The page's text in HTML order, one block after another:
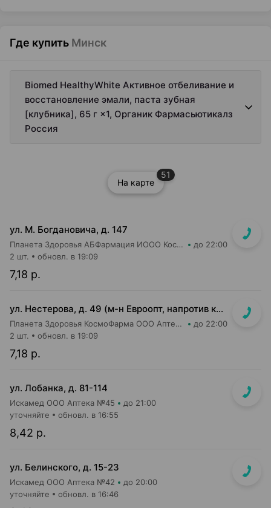
Где купить Минск
Biomed HealthyWhite Активное отбеливание и
восстановление эмали, паста зубная
[клубника], 65 г ×1, Органик Фармасьютикалз
Россия
На карте
51
ул. М. Богдановича, д. 147
Планета Здоровья АБФармация ИООО Косметический магазин №4 до 22:00
7,18 р.
2 шт. обновл. в 19:09
ул. Нестерова, д. 49 (м-н Евроопт, напротив касс)
Планета Здоровья КосмоФарма ООО Аптека №5 до 22:00
7,18 р.
2 шт. обновл. в 19:09
ул. Лобанка, д. 81-114
Искамед ООО Аптека №45 до 21:00
8,42 р.
уточняйте обновл. в 16:55
ул. Белинского, д. 15-23
Искамед ООО Аптека №42 до 20:00
уточняйте обновл. в 16:46